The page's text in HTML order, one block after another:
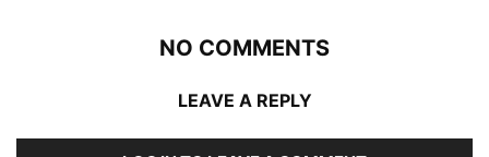
NO COMMENTS
LEAVE A REPLY